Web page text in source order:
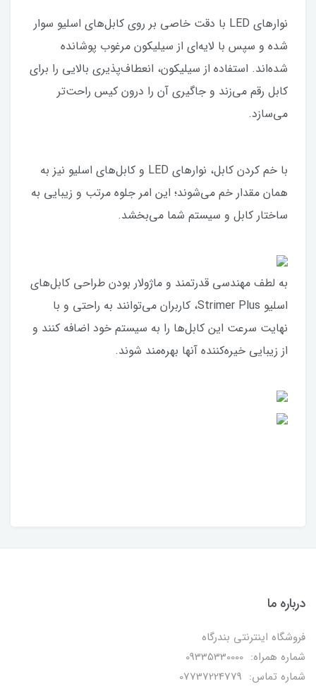
نوارهای LED با دقت خاصی بر روی کابل‌های اسلیو سوار
شده و سپس با لایه‌ای از سیلیکون مرغوب پوشانده
شده‌اند. استفاده از سیلیکون، انعطاف‌پذیری بالایی را برای
کابل رقم می‌زند و جاگیری آن را درون کیس راحت‌تر
می‌سازد.
با خم‌ کردن کابل، نوارهای LED و کابل‌های اسلیو نیز به
همان مقدار خم می‌شوند؛ این امر جلوه مرتب و زیبایی به
ساختار کابل و سیستم شما می‌بخشد.
به لطف مهندسی قدرتمند و ماژولار بودن طراحی کابل‌های
اسلیو Strimer Plus، کاربران می‌توانند به راحتی و با
نهایت سرعت این کابل‌ها را به سیستم خود اضافه کنند و
از زیبایی خیره‌کننده آنها بهره‌مند شوند.
درباره ما
فروشگاه اینترنتی بندرگاه
شماره همراه: 09335330000
شماره تماس: 07737224779